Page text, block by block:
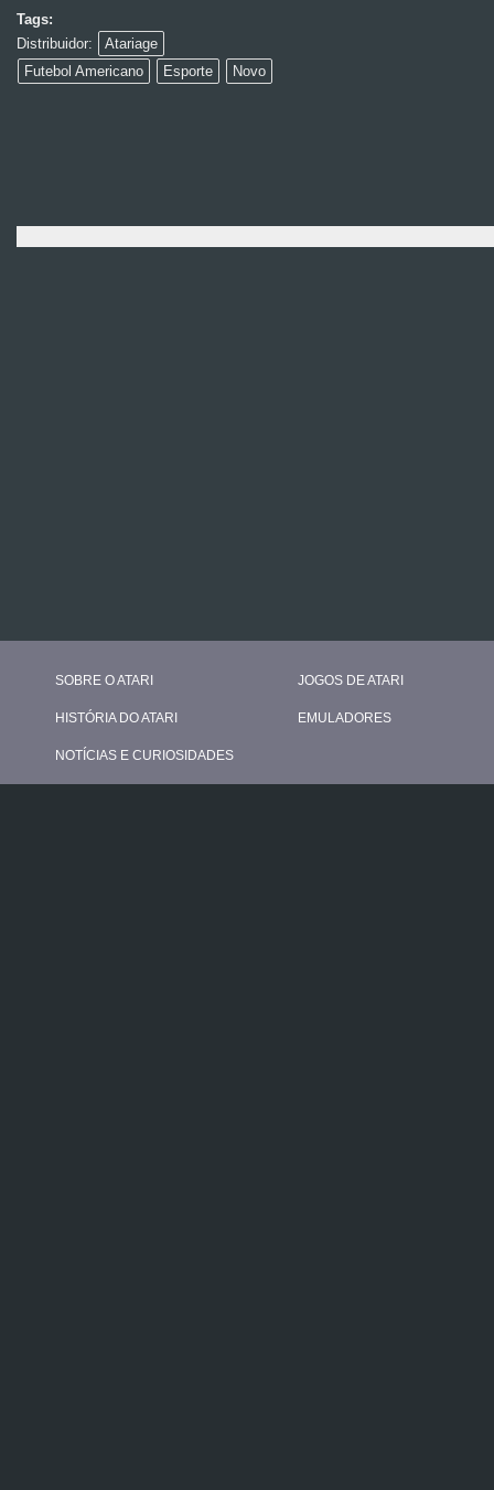
Tags:
Distribuidor:
Atariage
Futebol Americano
Esporte Novo
SOBRE O ATARI
HISTÓRIA DO ATARI
NOTÍCIAS E CURIOSIDADES
JOGOS DE ATARI
EMULADORES